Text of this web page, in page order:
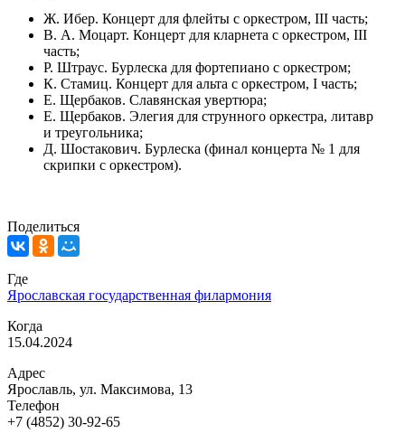
Ж. Ибер. Концерт для флейты с оркестром, III часть;
В. А. Моцарт. Концерт для кларнета с оркестром, III
часть;
Р. Штраус. Бурлеска для фортепиано с оркестром;
К. Стамиц. Концерт для альта с оркестром, I часть;
Е. Щербаков. Славянская увертюра;
Е. Щербаков. Элегия для струнного оркестра, литавр
и треугольника;
Д. Шостакович. Бурлеска (финал концерта № 1 для
скрипки с оркестром).
Поделиться
Где
Ярославская государственная филармония
Когда
15.04.2024
Адрес
Ярославль, ул. Максимова, 13
Телефон
+7 (4852) 30-92-65